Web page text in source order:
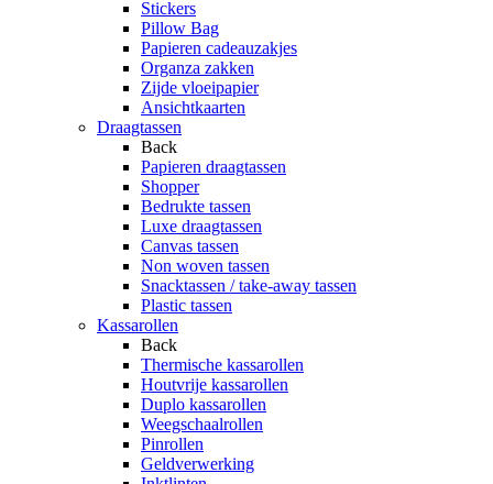
Stickers
Pillow Bag
Papieren cadeauzakjes
Organza zakken
Zijde vloeipapier
Ansichtkaarten
Draagtassen
Back
Papieren draagtassen
Shopper
Bedrukte tassen
Luxe draagtassen
Canvas tassen
Non woven tassen
Snacktassen / take-away tassen
Plastic tassen
Kassarollen
Back
Thermische kassarollen
Houtvrije kassarollen
Duplo kassarollen
Weegschaalrollen
Pinrollen
Geldverwerking